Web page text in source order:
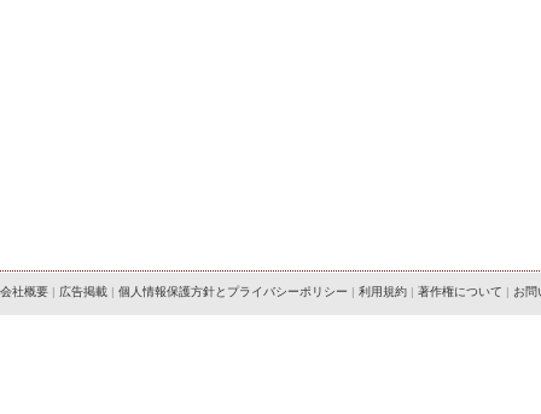
会社概要 | 広告掲載 | 個人情報保護方針とプライバシーポリシー | 利用規約 | 著作権について | お問